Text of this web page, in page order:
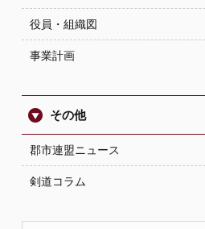
役員・組織図
事業計画
その他
郡市連盟ニュース
剣道コラム